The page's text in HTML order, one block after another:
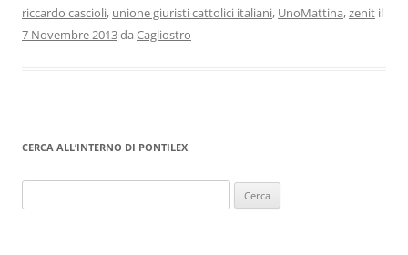
riccardo cascioli, unione giuristi cattolici italiani, UnoMattina,zenit il
7 Novembre 2013da Cagliostro
CERCA ALL’INTERNO DI PONTILEX
per: